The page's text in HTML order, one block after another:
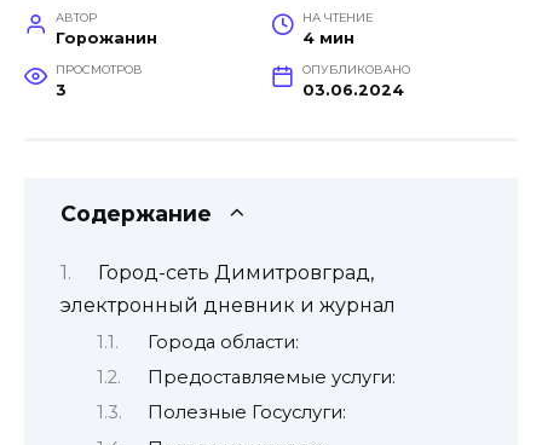
АВТОР
Горожанин
НА ЧТЕНИЕ
4 мин
ПРОСМОТРОВ
3
ОПУБЛИКОВАНО
03.06.2024
Содержание
Город-сеть Димитровград,
электронный дневник и журнал
Города области:
Предоставляемые услуги:
Полезные Госуслуги: